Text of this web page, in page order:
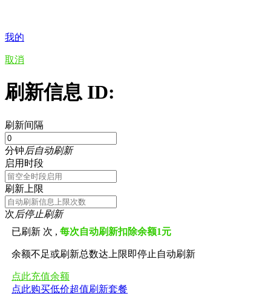
我的
取消
刷新信息 ID:
刷新间隔
分钟后自动刷新
启用时段
刷新上限
次后停止刷新
已刷新 次 ,每次自动刷新扣除余额1元
余额不足或刷新总数达上限即停止自动刷新
点此充值余额
点此购买低价超值刷新套餐